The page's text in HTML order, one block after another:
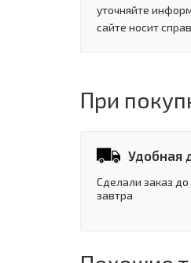
уточняйте
сайте носит
При
Удобная
Сделали заказ
завтра